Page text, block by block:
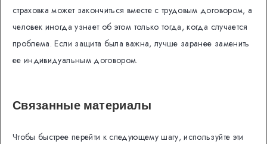
страховка может закончиться вместе с трудовым договором, а
человек иногда узнает об этом только тогда, когда случается
проблема. Если защита была важна, лучше заранее заменить
ее индивидуальным договором.
Связанные материалы
Чтобы быстрее перейти к следующему шагу, используйте эти